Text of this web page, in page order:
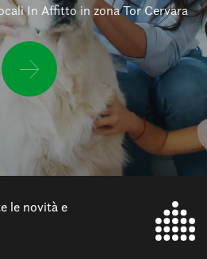
In Affitto in zona Tor Cervara
le novità e